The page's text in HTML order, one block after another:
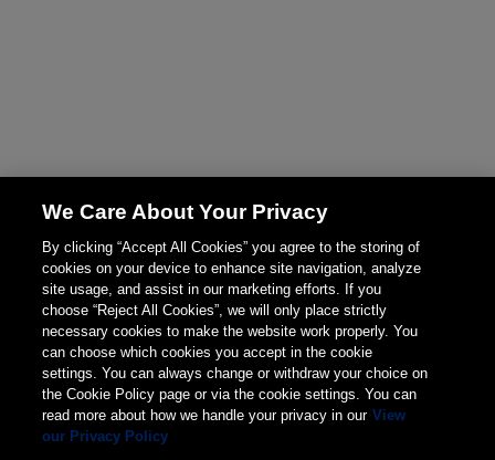
We Care About Your Privacy
By clicking “Accept All Cookies” you agree to the storing of
cookies on your device to enhance site navigation, analyze
site usage, and assist in our marketing efforts. If you
choose “Reject All Cookies”, we will only place strictly
necessary cookies to make the website work properly. You
can choose which cookies you accept in the cookie
settings. You can always change or withdraw your choice on
the Cookie Policy page or via the cookie settings. You can
read more about how we handle your privacy in our View
our Privacy Policy